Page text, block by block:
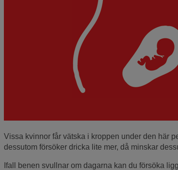
Vissa kvinnor får vätska i kroppen under den här
dessutom försöker dricka lite mer, då minskar
Ifall benen svullnar om dagarna kan du försöka